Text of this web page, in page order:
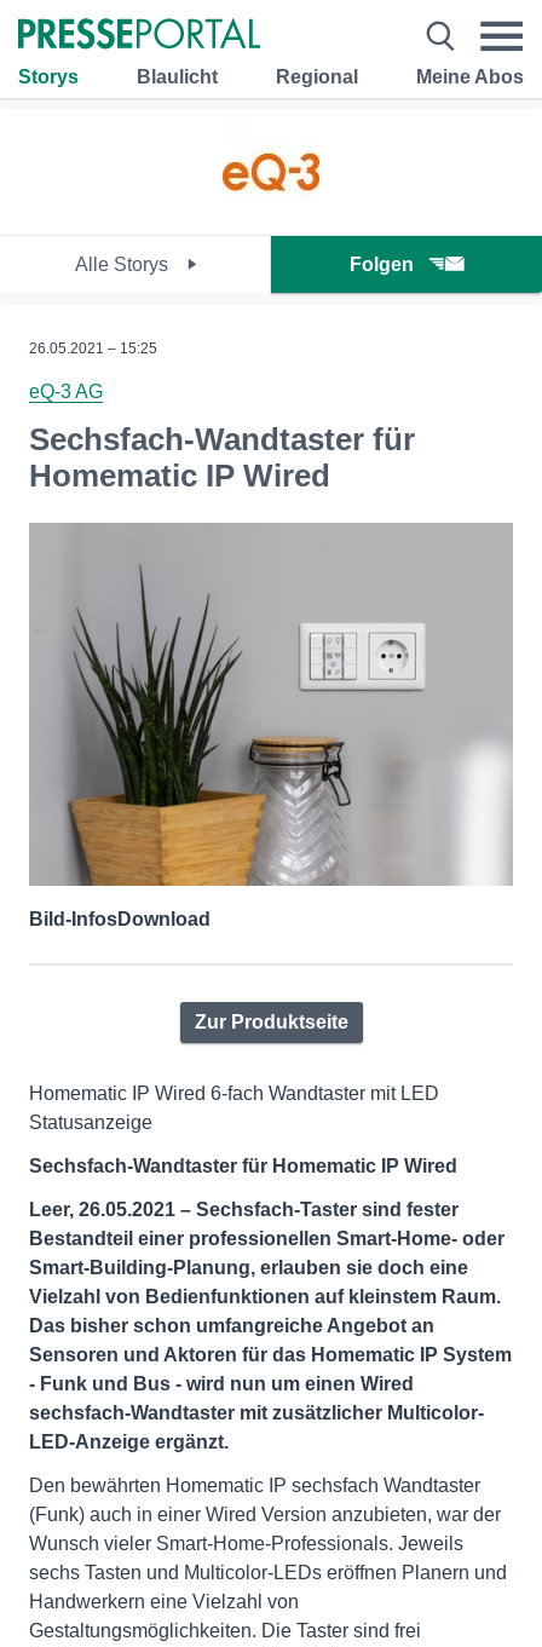
Storys Blaulicht Regional Meine Abos
Alle Storys Folgen
26.05.2021 – 15:25
eQ-3 AG
Sechsfach-Wandtaster für
Homematic IP Wired
Bild-InfosDownload
Zur Produktseite
Homematic IP Wired 6-fach Wandtaster mit LED
Statusanzeige
Sechsfach-Wandtaster für Homematic IP Wired
Leer, 26.05.2021 – Sechsfach-Taster sind fester
Bestandteil einer professionellen Smart-Home- oder
Smart-Building-Planung, erlauben sie doch eine
Vielzahl von Bedienfunktionen auf kleinstem Raum.
Das bisher schon umfangreiche Angebot an
Sensoren und Aktoren für das Homematic IP System
- Funk und Bus - wird nun um einen Wired
sechsfach-Wandtaster mit zusätzlicher Multicolor-
LED-Anzeige ergänzt.
Den bewährten Homematic IP sechsfach Wandtaster
(Funk) auch in einer Wired Version anzubieten, war der
Wunsch vieler Smart-Home-Professionals. Jeweils
sechs Tasten und Multicolor-LEDs eröffnen Planern und
Handwerkern eine Vielzahl von
Gestaltungsmöglichkeiten. Die Taster sind frei